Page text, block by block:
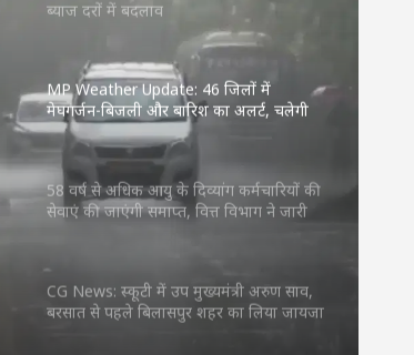
ब्याज दरों में बदलाव
MP Weather Update: 46 जिलों में
मेघगर्जन-बिजली और बारिश का अलर्ट, चलेगी
तेज हवा, पूरे हफ्ते जारी रहेगा वर्षा का दौर
58 वर्ष से अधिक आयु के दिव्यांग कर्मचारियों की
सेवाएं की जाएंगी समाप्त, वित्त विभाग ने जारी
CG News: स्कूटी में उप मुख्यमंत्री अरुण साव,
बरसात से पहले बिलासपुर शहर का लिया जायजा